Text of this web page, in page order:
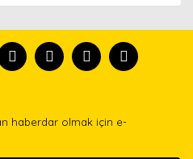
tanısın.
iletebilirsiniz.
ederiz.
bilgiler bulunuyor.
daha pahalı.
haberdar olmak için e-